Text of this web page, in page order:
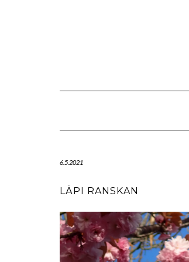
6.5.2021
LÄPI RANSKAN